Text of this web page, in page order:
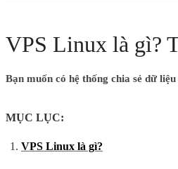
VPS Linux là gì?
Bạn muốn có hệ thống chia sẻ dữ
MỤC LỤC:
VPS Linux là gì?